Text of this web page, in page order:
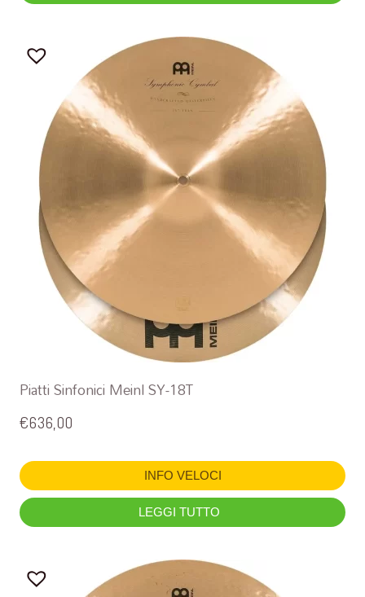
Piatti Sinfonici Meinl SY-18T
€636,00
INFO VELOCI
LEGGI TUTTO